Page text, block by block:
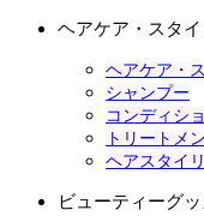
ヘアケア・スタ
ヘアケア・
シャンプー
コンディシ
トリートメ
ヘアスタイ
ビューティーグ